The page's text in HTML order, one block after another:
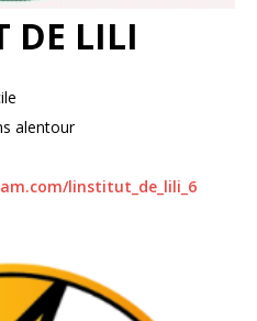
DE LILI
alentour
linstitut_de_lili_6